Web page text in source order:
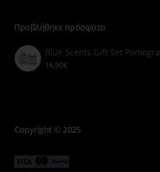
7
Προβλήθηκε πρόσφατα
Blue Scents Gift Set
16,90€
Copyright © 2025